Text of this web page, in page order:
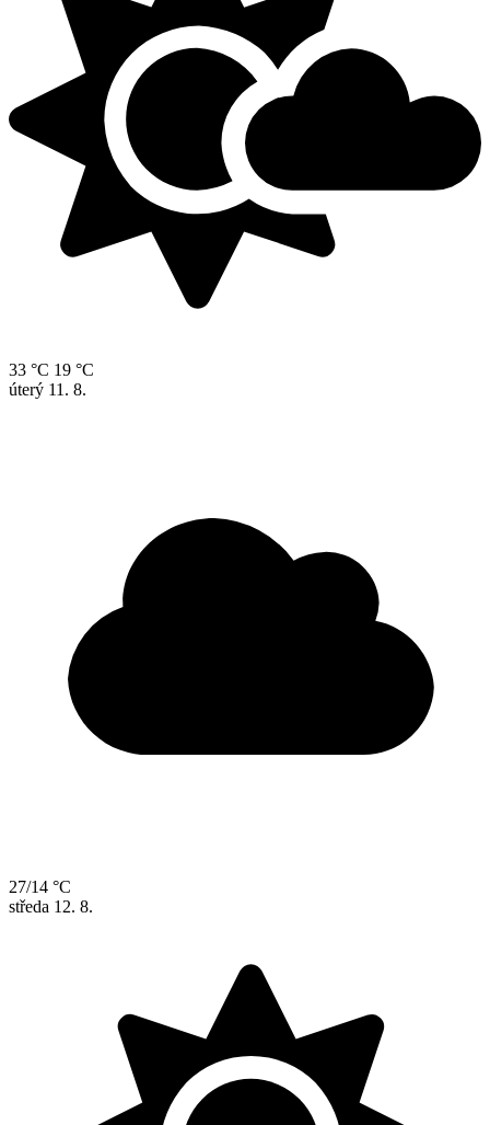
33 °C 19 °C
úterý 11. 8.
27/14 °C
středa 12. 8.